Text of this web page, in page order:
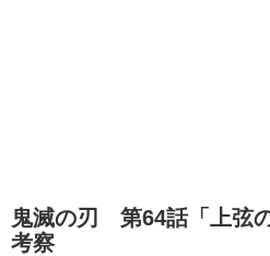
鬼滅の刃 第64話「上弦
考察